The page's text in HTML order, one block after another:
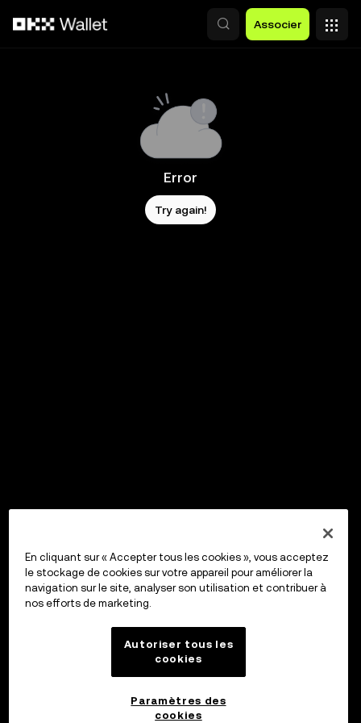
Associer
Error
Try again!
En cliquant sur « Accepter tous les cookies », vous acceptez
le stockage de cookies sur votre appareil pour améliorer la
navigation sur le site, analyser son utilisation et contribuer à
nos efforts de marketing.
Autoriser tous les
cookies
Paramètres des
cookies